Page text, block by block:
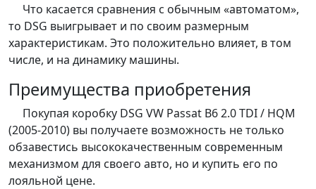
Что касается сравнения с обычным «автоматом»,
то DSG выигрывает и по своим размерным
характеристикам. Это положительно влияет, в том
числе, и на динамику машины.
Преимущества приобретения
Покупая коробку DSG VW Passat B6 2.0 TDI / HQM
(2005-2010) вы получаете возможность не только
обзавестись высококачественным современным
механизмом для своего авто, но и купить его по
лояльной цене.